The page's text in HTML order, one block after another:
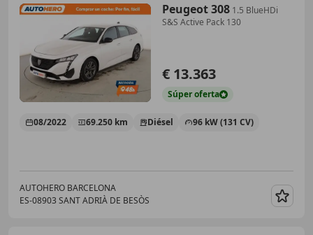
Peugeot 308 1.5 BlueHDi
S&S Active Pack 130
€ 13.363
Súperoferta
08/2022 69.250 km Diésel 96 kW (131 CV)
AUTOHERO BARCELONA
ES-08903 SANT ADRIÀ DE BESÒS